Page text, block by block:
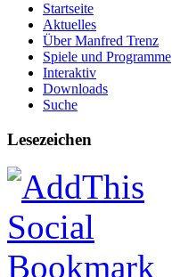
Startseite
Aktuelles
Über Manfred Trenz
Spiele und Programme
Interaktiv
Downloads
Suche
Lesezeichen